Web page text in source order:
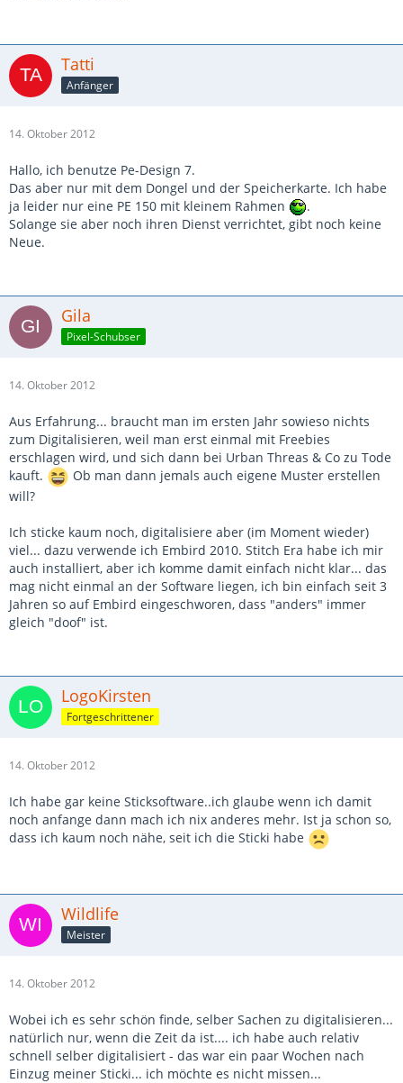
Tatti
Anfänger
14. Oktober 2012
Hallo, ich benutze Pe-Design 7.
Das aber nur mit dem Dongel und der Speicherkarte. Ich habe
ja leider nur eine PE 150 mit kleinem Rahmen
.
Solange sie aber noch ihren Dienst verrichtet, gibt noch keine
Neue.
Gila
Pixel-Schubser
14. Oktober 2012
Aus Erfahrung... braucht man im ersten Jahr sowieso nichts
zum Digitalisieren, weil man erst einmal mit Freebies
erschlagen wird, und sich dann bei Urban Threas & Co zu Tode
kauft.
Ob man dann jemals auch eigene Muster erstellen
will?
Ich sticke kaum noch, digitalisiere aber (im Moment wieder)
viel... dazu verwende ich Embird 2010. Stitch Era habe ich mir
auch installiert, aber ich komme damit einfach nicht klar... das
mag nicht einmal an der Software liegen, ich bin einfach seit 3
Jahren so auf Embird eingeschworen, dass "anders" immer
gleich "doof" ist.
LogoKirsten
Fortgeschrittener
14. Oktober 2012
Ich habe gar keine Sticksoftware..ich glaube wenn ich damit
noch anfange dann mach ich nix anderes mehr. Ist ja schon so,
dass ich kaum noch nähe, seit ich die Sticki habe
Wildlife
Meister
14. Oktober 2012
Wobei ich es sehr schön finde, selber Sachen zu digitalisieren...
natürlich nur, wenn die Zeit da ist.... ich habe auch relativ
schnell selber digitalisiert - das war ein paar Wochen nach
Einzug meiner Sticki... ich möchte es nicht missen...